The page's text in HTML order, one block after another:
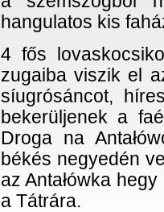
hangulatos kis
4 fős
zugaiba viszik el
síugrósáncot,
bekerüljenek a
Droga na
békés negyedén
az Antałówka
a Tátrára.